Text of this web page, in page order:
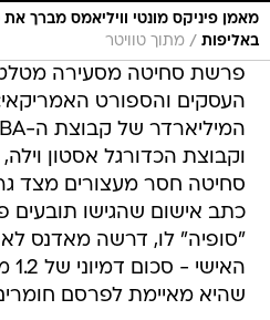
פרשת סחיטה מסעירה
העסקים והספורט האמריקאי:
וקבוצת הכדורגל אסטון
סחיטה חסר מעצורים מצד
כתב אישום שהגישו תובעים
"סופיה" לו, דרשה מאדנס
שהיא מאיימת לפרסם חומרים